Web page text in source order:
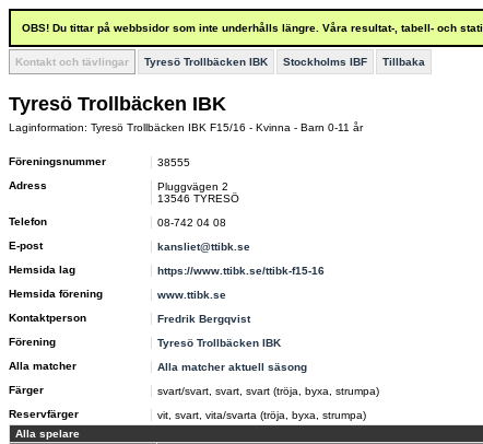
OBS! Du tittar på webbsidor som inte underhålls längre. Våra resultat-, tabell- och
Kontakt och tävlingar Tyresö Trollbäcken IBK Stockholms IBF Tillbaka
Tyresö Trollbäcken IBK
Laginformation: Tyresö Trollbäcken IBK F15/16 - Kvinna - Barn 0-11 år
Föreningsnummer
38555
Adress
Pluggvägen 2
13546 TYRESÖ
Telefon
08-742 04 08
E-post
kansliet@ttibk.se
Hemsida lag
https://www.ttibk.se/ttibk-f15-16
Hemsida förening
www.ttibk.se
Kontaktperson
Fredrik Bergqvist
Förening
Tyresö Trollbäcken IBK
Alla matcher
Alla matcher aktuell säsong
Färger
svart/svart, svart, svart (tröja, byxa, strumpa)
Reservfärger
vit, svart, vita/svarta (tröja, byxa, strumpa)
Alla spelare